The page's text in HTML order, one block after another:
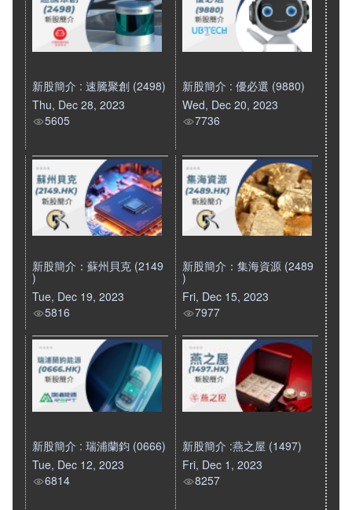
新股簡介 : 速騰聚創 (2498)
Thu, Dec 28, 2023
5605
新股簡介 : 優必選 (9880)
Wed, Dec 20, 2023
7736
新股簡介：蘇州貝克 (2149
)
Tue, Dec 19, 2023
5816
新股簡介：集海資源 (2489
)
Fri, Dec 15, 2023
7977
新股簡介 : 瑞浦蘭鈞 (0666)
Tue, Dec 12, 2023
6814
新股簡介 :燕之屋 (1497)
Fri, Dec 1, 2023
8257